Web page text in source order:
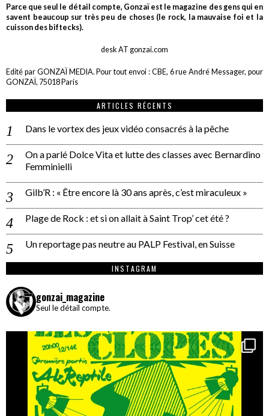
Parce que seul le détail compte, Gonzaï est le magazine des gens qui en
savent beaucoup sur très peu de choses (le rock, la mauvaise foi et la
cuisson des biftecks).
desk AT gonzai.com
Edité par GONZAÏ MEDIA. Pour tout envoi : CBE, 6 rue André Messager, pour
GONZAÏ, 75018 Paris
ARTICLES RÉCENTS
Dans le vortex des jeux vidéo consacrés à la pêche
On a parlé Dolce Vita et lutte des classes avec Bernardino
Femminielli
Gilb’R : « Être encore là 30 ans après, c’est miraculeux »
Plage de Rock : et si on allait à Saint Trop’ cet été ?
Un reportage pas neutre au PALP Festival, en Suisse
INSTAGRAM
gonzai_magazine
Seul le détail compte.